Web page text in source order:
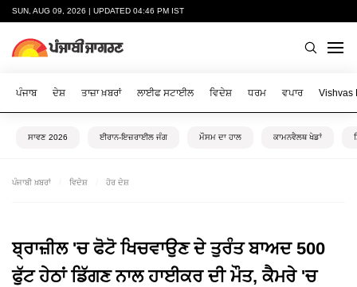
SUN, AUG 09, 2026 | UPDATED 04:46 PM IST
ਪੰਜਾਬ ਦੇਸ਼ ਤਾਜ਼ਾ ਖ਼ਬਰਾਂ ਲਾਈਫ ਸਟਾਈਲ ਵਿਦੇਸ਼ ਧਰਮ ਵਪਾਰ Vishvas
ਸਾਵਣ 2026 ਈਰਾਨ-ਇਜ਼ਰਾਈਲ ਜੰਗ ਮੌਸਮ ਦਾ ਹਾਲ ਕਾਮਨਵੈਲਥ ਖੇਡਾਂ
ਪੰਜਾਬੀ ਖ਼ਬਰਾਂ ਵਿਦੇਸ਼ ਹੋਰ ਦੇਸ਼
ਬ੍ਰਾਜ਼ੀਲ 'ਚ ਫੋਟੋ ਖਿਚਵਾਉਣ ਦੇ ਤੁਰੰਤ ਬਾਅਦ 500
ਫੁੱਟ ਹੇਠਾਂ ਡਿੱਗਣ ਨਾਲ ਹਾਈਕਰ ਦੀ ਮੌਤ, ਕੈਮਰੇ 'ਚ